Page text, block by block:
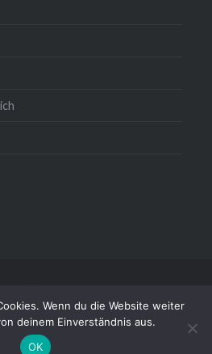
WordPress|Theme: Dyad von
Wenn du die Website weiter
deinem Einverständnis aus.
OK